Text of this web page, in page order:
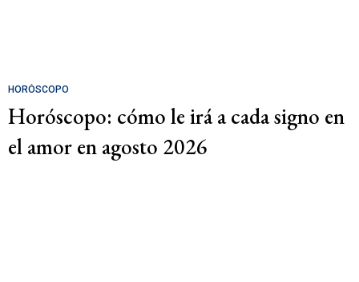
HORÓSCOPO
Horóscopo: cómo le irá a cada signo en
el amor en agosto 2026